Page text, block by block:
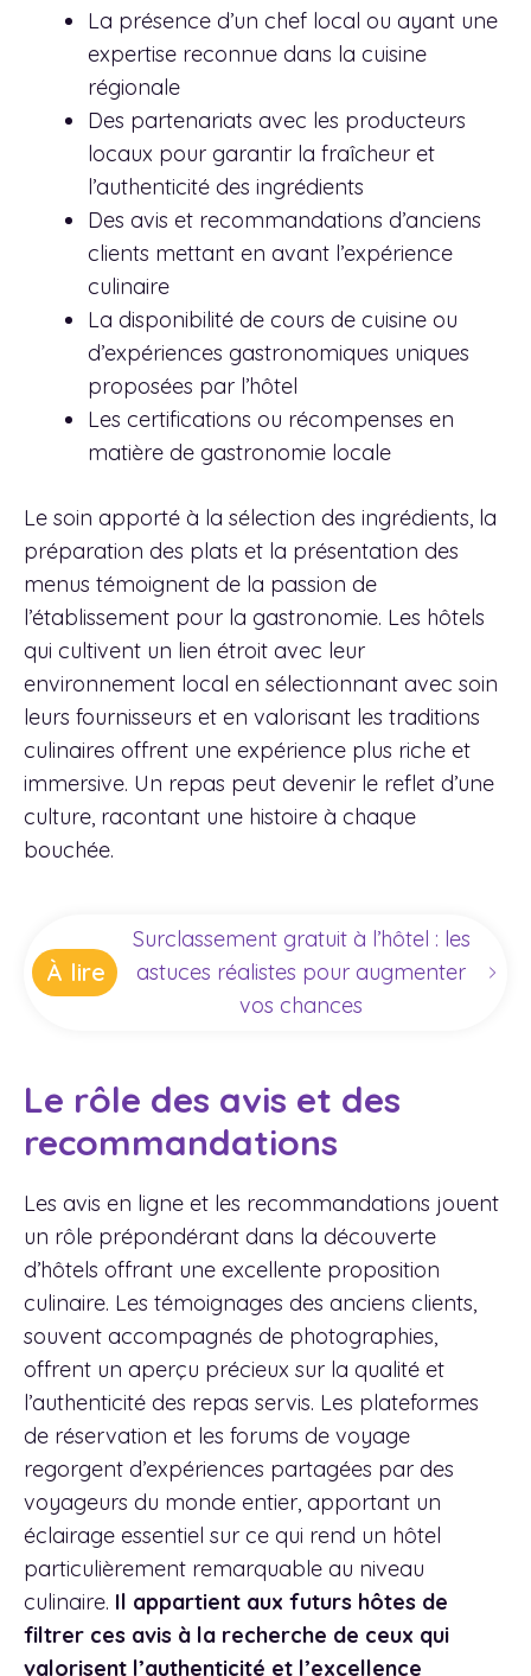
La présence d’un chef local ou ayant une
expertise reconnue dans la cuisine
régionale
Des partenariats avec les producteurs
locaux pour garantir la fraîcheur et
l’authenticité des ingrédients
Des avis et recommandations d’anciens
clients mettant en avant l’expérience
culinaire
La disponibilité de cours de cuisine ou
d’expériences gastronomiques uniques
proposées par l’hôtel
Les certifications ou récompenses en
matière de gastronomie locale
Le soin apporté à la sélection des ingrédients, la
préparation des plats et la présentation des
menus témoignent de la passion de
l’établissement pour la gastronomie. Les hôtels
qui cultivent un lien étroit avec leur
environnement local en sélectionnant avec soin
leurs fournisseurs et en valorisant les traditions
culinaires offrent une expérience plus riche et
immersive. Un repas peut devenir le reflet d’une
culture, racontant une histoire à chaque
bouchée.
À lire
Surclassement gratuit à l’hôtel : les
astuces réalistes pour augmenter
vos chances
Le rôle des avis et des
recommandations
Les avis en ligne et les recommandations jouent
un rôle prépondérant dans la découverte
d’hôtels offrant une excellente proposition
culinaire. Les témoignages des anciens clients,
souvent accompagnés de photographies,
offrent un aperçu précieux sur la qualité et
l’authenticité des repas servis. Les plateformes
de réservation et les forums de voyage
regorgent d’expériences partagées par des
voyageurs du monde entier, apportant un
éclairage essentiel sur ce qui rend un hôtel
particulièrement remarquable au niveau
culinaire. Il appartient aux futurs hôtes de
filtrer ces avis à la recherche de ceux qui
valorisent l’authenticité et l’excellence